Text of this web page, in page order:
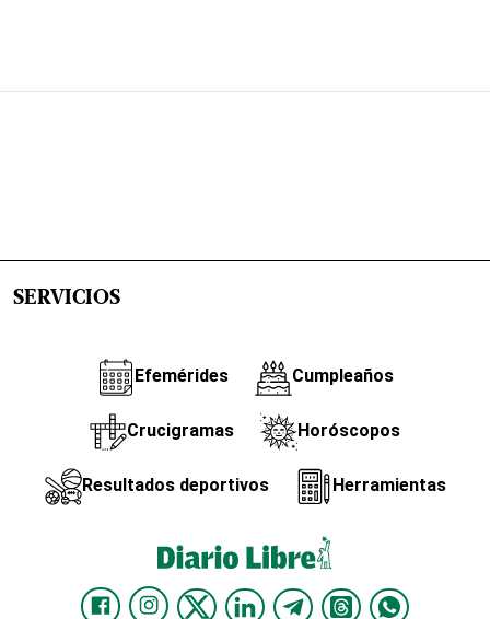
SERVICIOS
Efemérides Cumpleaños
Crucigramas Horóscopos
Resultados deportivos Herramientas